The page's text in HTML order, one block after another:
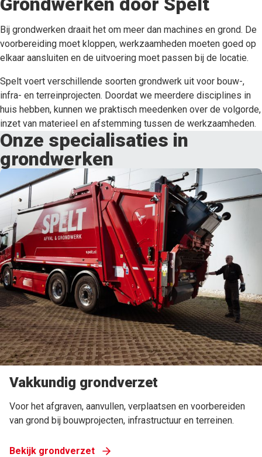
Bij grondwerken draait het om meer dan machines en grond. De
voorbereiding moet kloppen, werkzaamheden moeten goed op
elkaar aansluiten en de uitvoering moet passen bij de locatie.
Spelt voert verschillende soorten grondwerk uit voor bouw-,
infra- en terreinprojecten. Doordat we meerdere disciplines in
huis hebben, kunnen we praktisch meedenken over de volgorde,
inzet van materieel en afstemming tussen de werkzaamheden.
Onze specialisaties in
grondwerken
Vakkundig grondverzet
Voor het afgraven, aanvullen, verplaatsen en voorbereiden
van grond bij bouwprojecten, infrastructuur en terreinen.
Bekijk grondverzet